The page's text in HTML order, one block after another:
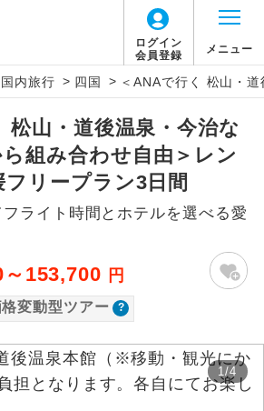
ログイン
会員登録
メニュー
国内旅行 > 四国 > ＜ANAで行く 松山・
松山・道後温泉・今治な
組み合わせ自由＞レン
リープラン3日間
ライト時間とホテルを選べる愛
153,700 円
変動型ツアー
1/4
説明
往路出発空港（駅）から復路到着空港
（駅）まで同行します。
現地到着空港（駅）から最終日出発空港
（駅）まで添乗員が同行します。
バスガイドが乗務し、車内での観光案内
があります。
ユネスコに登録されている文化遺産や自
ー」に関するご案内
ーとは
する「個人包括旅行運
ツアーです。
・ご利用便の空席状況に
あらかじめご了承いただき
たします。
て